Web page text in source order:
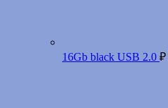
16Gb black USB 2.0 ₽